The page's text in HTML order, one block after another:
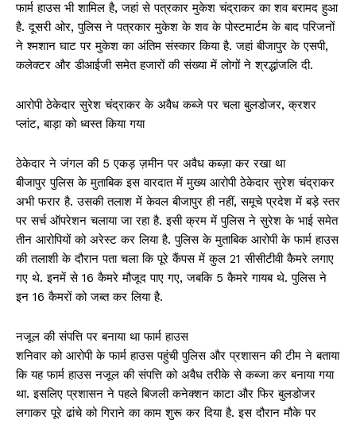
फार्म हाउस भी शामिल है, जहां से पत्रकार मुकेश चंद्राकर का शव बरामद हुआ
है. दूसरी ओर, पुलिस ने पत्रकार मुकेश के शव के पोस्टमार्टम के बाद परिजनों
ने श्मशान घाट पर मुकेश का अंतिम संस्कार किया है. जहां बीजापुर के एसपी,
कलेक्टर और डीआईजी समेत हजारों की संख्या में लोगों ने श्रद्धांजलि दी.
आरोपी ठेकेदार सुरेश चंद्राकर के अवैध कब्जे पर चला बुलडोजर, क्रशर
प्लांट, बाड़ा को ध्वस्त किया गया
ठेकेदार ने जंगल की 5 एकड़ ज़मीन पर अवैध कब्ज़ा कर रखा था
बीजापुर पुलिस के मुताबिक इस वारदात में मुख्य आरोपी ठेकेदार सुरेश चंद्राकर
अभी फरार है. उसकी तलाश में केवल बीजापुर ही नहीं, समूचे प्रदेश में बड़े स्तर
पर सर्च ऑपरेशन चलाया जा रहा है. इसी क्रम में पुलिस ने सुरेश के भाई समेत
तीन आरोपियों को अरेस्ट कर लिया है. पुलिस के मुताबिक आरोपी के फार्म हाउस
की तलाशी के दौरान पता चला कि पूरे कैंपस में कुल 21 सीसीटीवी कैमरे लगाए
गए थे. इनमें से 16 कैमरे मौजूद पाए गए, जबकि 5 कैमरे गायब थे. पुलिस ने
इन 16 कैमरों को जब्त कर लिया है.
नजूल की संपत्ति पर बनाया था फार्म हाउस
शनिवार को आरोपी के फार्म हाउस पहुंची पुलिस और प्रशासन की टीम ने बताया
कि यह फार्म हाउस नजूल की संपत्ति को अवैध तरीके से कब्जा कर बनाया गया
था. इसलिए प्रशासन ने पहले बिजली कनेक्शन काटा और फिर बुलडोजर
लगाकर पूरे ढांचे को गिराने का काम शुरू कर दिया है. इस दौरान मौके पर